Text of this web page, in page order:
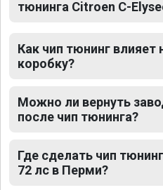
тюнинга Citroen C-
Как чип тюнинг влияет
коробку?
Можно ли вернуть
после чип тюнинга?
Где сделать чип
72 лс в Перми?